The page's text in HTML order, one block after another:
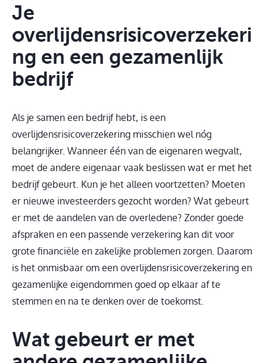
Je
overlijdensrisicoverzekeri
ng en een gezamenlijk
bedrijf
Als je samen een bedrijf hebt, is een
overlijdensrisicoverzekering misschien wel nóg
belangrijker. Wanneer één van de eigenaren wegvalt,
moet de andere eigenaar vaak beslissen wat er met het
bedrijf gebeurt. Kun je het alleen voortzetten? Moeten
er nieuwe investeerders gezocht worden? Wat gebeurt
er met de aandelen van de overledene? Zonder goede
afspraken en een passende verzekering kan dit voor
grote financiële en zakelijke problemen zorgen. Daarom
is het onmisbaar om een overlijdensrisicoverzekering en
gezamenlijke eigendommen goed op elkaar af te
stemmen en na te denken over de toekomst.
Wat gebeurt er met